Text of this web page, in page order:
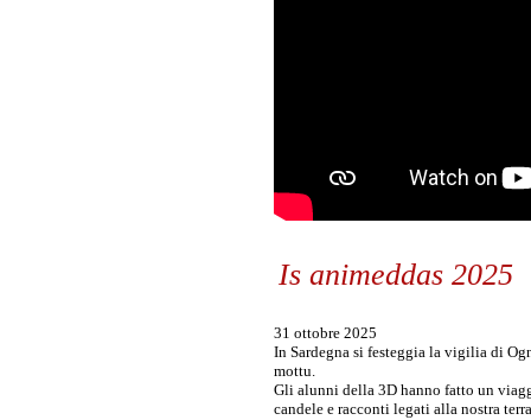
Is animeddas 2025
31 ottobre 2025
In Sardegna si festeggia la vigilia di
mottu.
Gli alunni della 3D hanno fatto un
candele e racconti legati alla nostra